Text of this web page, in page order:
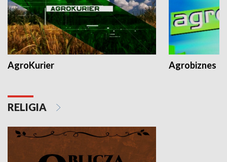
AgroKurier Agrobiznes
RELIGIA